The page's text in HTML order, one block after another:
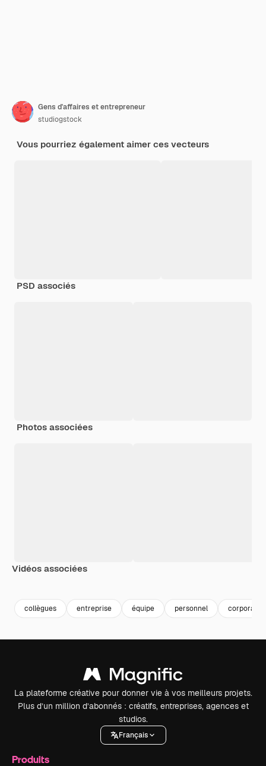
Gens d'affaires et entrepreneur
studiogstock
Vous pourriez également aimer ces vecteurs
PSD associés
Photos associées
Vidéos associées
collègues entreprise équipe personnel corporate
La plateforme créative pour donner vie à vos meilleurs projets.
Plus d’un million d’abonnés : créatifs, entreprises, agences et
studios.
Français
Produits